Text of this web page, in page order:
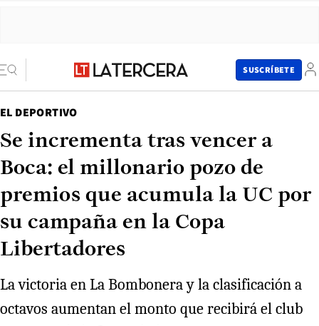
SUSCRÍBETE
EL DEPORTIVO
Se incrementa tras vencer a
Boca: el millonario pozo de
premios que acumula la UC por
su campaña en la Copa
Libertadores
La victoria en La Bombonera y la clasificación a
octavos aumentan el monto que recibirá el club